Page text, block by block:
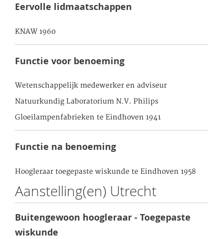
Eervolle lidmaatschappen
KNAW 1960
Functie voor benoeming
Wetenschappelijk medewerker en adviseur
Natuurkundig Laboratorium N.V. Philips
Gloeilampenfabrieken te Eindhoven 1941
Functie na benoeming
Hoogleraar toegepaste wiskunde te Eindhoven 1958
Aanstelling(en) Utrecht
Buitengewoon hoogleraar - Toegepaste
wiskunde